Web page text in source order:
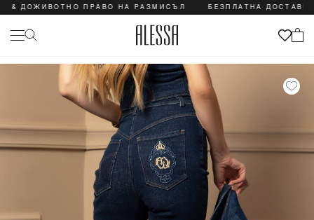
ПРАВО НА РАЗМИСЪЛ БЕЗПЛАТНА ДОСТАВКА &